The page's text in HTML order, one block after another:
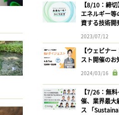
【8/10：締
エネルギー等
資する技術開
2023/07/12
【ウェビナ
スト開催のお
2024/03/16
【7/26：無
催、業界最大
ス 「